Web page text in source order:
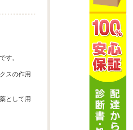
す。
スの作用
として用